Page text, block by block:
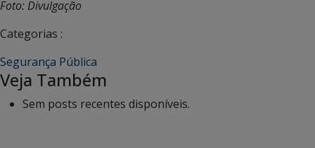
Foto: Divulgação
Categorias :
Segurança Pública
Veja Também
Sem posts recentes disponíveis.